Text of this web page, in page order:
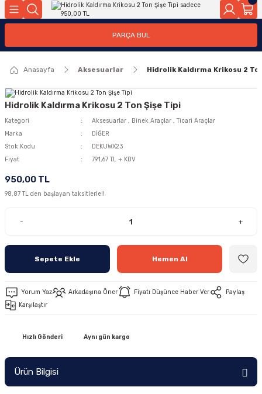
PARÇA BUL
Anasayfa Aksesuarlar Hidrolik Kaldırma Krikosu 2
Hidrolik Kaldırma Krikosu 2 Ton Şişe Tipi
Kategori Aksesuarlar , Binek Araçlar , Ticari Araçlar
Marka
DİĞER
Stok Kodu
DEKUWX23
Fiyat
791,67 TL + KDV
950,00 TL
98,87 TL den başlayan taksitlerle!!
- +
Sepete Ekle Hemen Al
Yorum Yaz Arkadaşına Öner Fiyatı Düşünce Haber Ver
Paylaş
Karşılaştır
Hızlı Gönderi Aynı gün kargo
Ürün Bilgisi